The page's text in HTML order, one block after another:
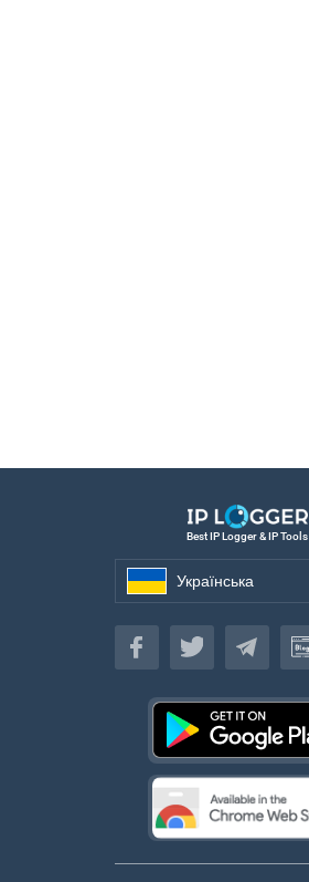
Best IP Logger & IP Tools
Українська
Українська